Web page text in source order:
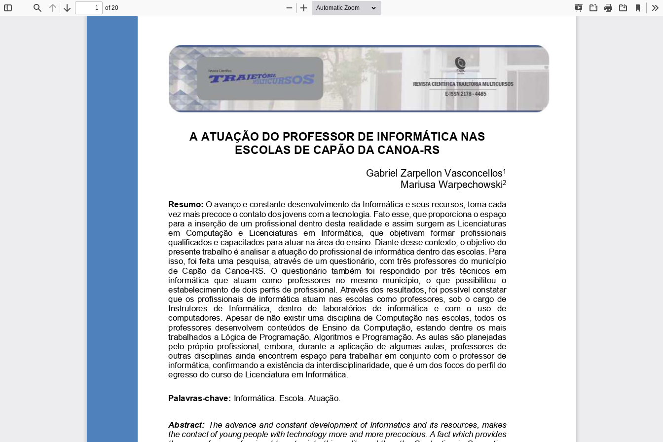
Find Previous
Next
of 20
Presentation
OpenPrint Download
Current
View
Zoom
Zoom
A ATUAÇÃO DO PROFESSOR DE INFORMÁTICA NAS
ESCOLAS DE CAPÃO DA CANOA-RS
Gabriel Zarpellon Vasconcellos1
Mariusa Warpechowski2
Resumo: O avanço e constante desenvolvimento da Informática e seus recursos, torna cada
vez mais precoce o contato dos jovens com a tecnologia. Fato esse, que proporciona o espaço
para a inserção de um profissional dentro desta realidade e assim surgem as Licenciaturas
em  Computação  e  Licenciaturas  em  Informática,  que  objetivam  formar  profissionais
qualificados e capacitados para atuar na área do ensino. Diante desse contexto, o objetivo do
presente trabalho é analisar a atuação do profissional de informática dentro das escolas. Para
isso, foi feita uma pesquisa, através de um questionário, com três professores do município
de  Capão  da  Canoa-RS.  O  questionário  também  foi  respondido  por  três  técnicos  em
informática  que  atuam  como  professores  no  mesmo  município,  o  que  possibilitou  o
estabelecimento de dois perfis de profissional. Através dos resultados, foi possível constatar
que os profissionais de informática atuam nas escolas como professores, sob o cargo de
Instrutores  de  Informática,  dentro  de  laboratórios  de  informática  e  com  o  uso  de
computadores. Apesar de não existir uma disciplina de Computação nas escolas, todos os
professores desenvolvem  conteúdos  de  Ensino  da  Computação,  estando  dentre  os mais
trabalhados a Lógica de Programação, Algoritmos e Programação. As aulas são planejadas
pelo  próprio  profissional,  embora,  durante  a aplicação  de  algumas  aulas,  professores de
outras disciplinas ainda encontrem espaço para trabalhar em conjunto com o professor de
informática, confirmando a existência da interdisciplinaridade, que é um dos focos do perfil do
egresso do curso de Licenciatura em Informática.
Palavras-chave: Informática. Escola. Atuação.
Abstract: The  advance  and constant  development of  Informatics and  its  resources, makes
the contact of young people with technology more and more precocious. A fact which provides